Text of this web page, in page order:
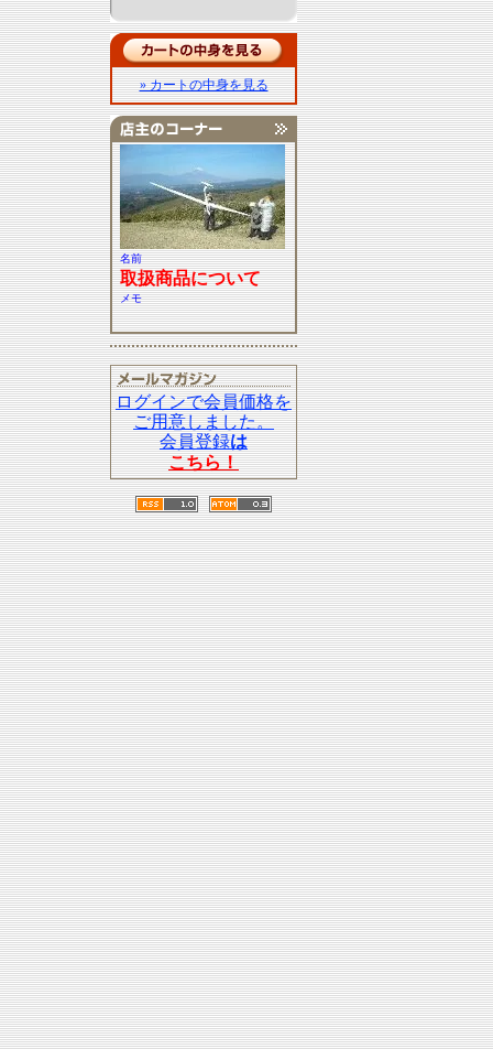
» カートの中身を見る
名前
取扱商品について
メモ
ログインで会員価格を
ご用意しました。
会員登録は
こちら！